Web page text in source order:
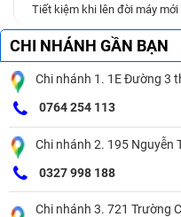
Tiết kiệm khi lên đời máy mới
CHI NHÁNH GẦN BẠN
Chi nhánh 1. 1E Đường 3
0764 254 113
Chi nhánh 2. 195 Nguyễn
0327 998 188
Chi nhánh 3. 721 Trường